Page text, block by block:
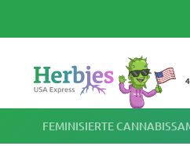
FEMINISIERTE